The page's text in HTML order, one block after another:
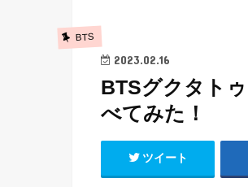
BTS
2023.02.16
BTSグクタト
べてみた！
ツイート